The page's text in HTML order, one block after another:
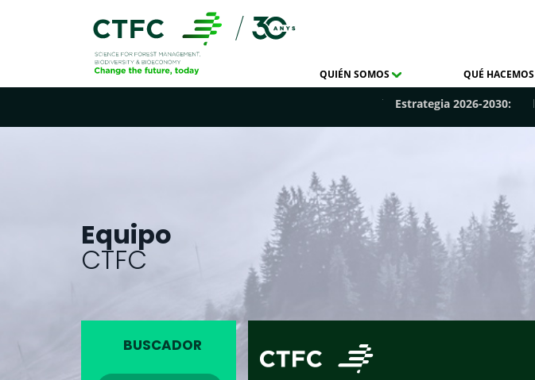
QUIÉN SOMOS QUÉ HACEMOS
Estrategia 2026-2030:
Equipo
CTFC
BUSCADOR